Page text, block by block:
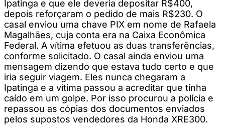
Ipatinga e que ele deveria depositar R$400,
depois reforçaram o pedido de mais R$230. O
casal enviou uma chave PIX em nome de Rafaela
Magalhães, cuja conta era na Caixa Econômica
Federal. A vítima efetuou as duas transferências,
conforme solicitado. O casal ainda enviou uma
mensagem dizendo que estava tudo certo e que
iria seguir viagem. Eles nunca chegaram a
Ipatinga e a vítima passou a acreditar que tinha
caído em um golpe. Por isso procurou a polícia e
repassou as cópias dos documentos enviados
pelos supostos vendedores da Honda XRE300.